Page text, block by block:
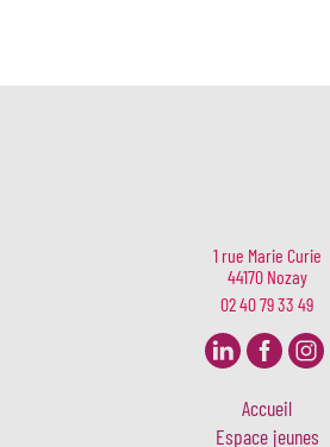
1 rue Marie Curie
44170 Nozay
02 40 79 33 49
Accueil
Espace jeunes